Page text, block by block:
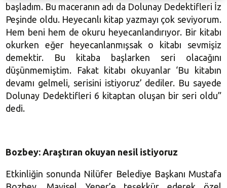
başladım. Bu maceranın adı da Dolunay Dedektifleri İz
Peşinde oldu. Heyecanlı kitap yazmayı çok seviyorum.
Hem beni hem de okuru heyecanlandırıyor. Bir kitabı
okurken eğer heyecanlanmışsak o kitabı sevmişiz
demektir. Bu kitaba başlarken seri olacağını
düşünmemiştim. Fakat kitabı okuyanlar ‘Bu kitabın
devamı gelmeli, serisini istiyoruz’ dediler. Bu sayede
Dolunay Dedektifleri 6 kitaptan oluşan bir seri oldu”
dedi.
Bozbey: Araştıran okuyan nesil istiyoruz
Etkinliğin sonunda Nilüfer Belediye Başkanı Mustafa